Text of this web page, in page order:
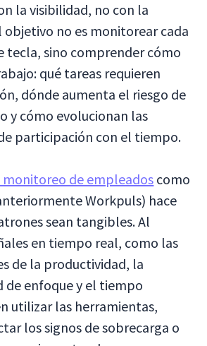
la visibilidad, no con la
objetivo no es monitorear cada
tecla, sino comprender cómo
qué tareas requieren
dónde aumenta el riesgo de
y cómo evolucionan las
participación con el tiempo.
monitoreo de empleados como
Workpuls) hace
sean tangibles. Al
en tiempo real, como las
de la productividad, la
de enfoque y el tiempo
utilizar las herramientas,
los signos de sobrecarga o